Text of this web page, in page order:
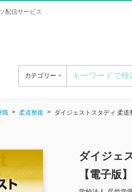
配信サービス
カテゴリー
職 柔道整復 ダイジェストスタディ 柔
ダイジェ
【電子版】